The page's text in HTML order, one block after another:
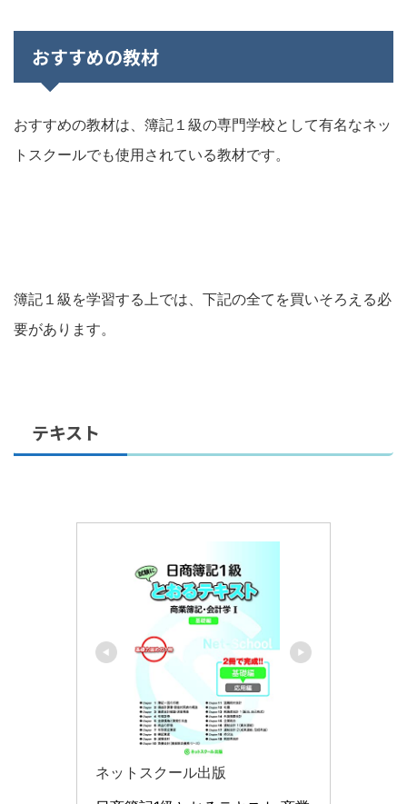
おすすめの教材
おすすめの教材は、簿記１級の専門学校として有名なネッ
トスクールでも使用されている教材です。
簿記１級を学習する上では、下記の全てを買いそろえる必
要があります。
テキスト
ネットスクール出版